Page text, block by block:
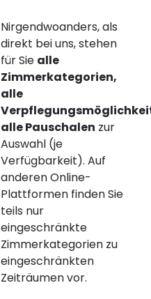
Nirgendwoanders, als
direkt bei uns, stehen
für Sie alle
Zimmerkategorien,
alle
alle Pauschalen zur
Auswahl (je
Verfügbarkeit). Auf
anderen Online-
Plattformen finden Sie
teils nur
eingeschränkte
Zimmerkategorien zu
eingeschränkten
Zeiträumen vor.